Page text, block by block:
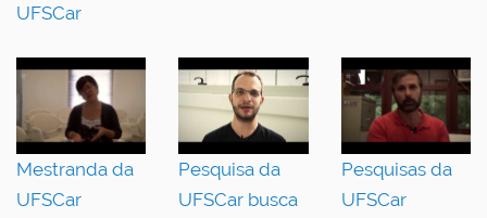
UFSCar
Mestranda da
UFSCar
Pesquisa da
UFSCar busca
Pesquisas da
UFSCar